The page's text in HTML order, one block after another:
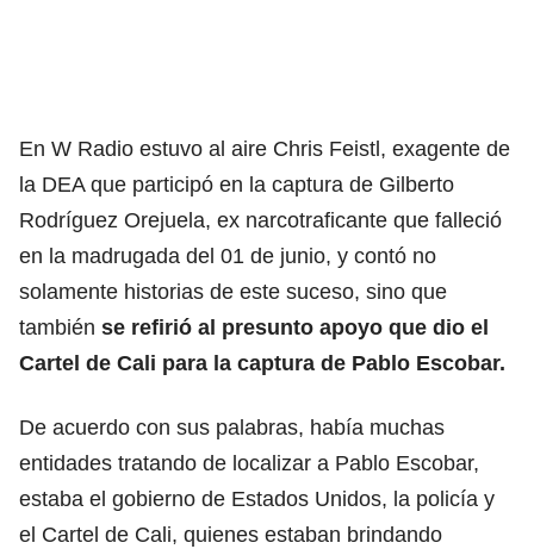
En W Radio estuvo al aire Chris Feistl, exagente de
la DEAque participó en la captura de Gilberto
Rodríguez Orejuela, ex narcotraficante que falleció
en la madrugada del 01 de junio, y contó no
solamente historias de este suceso, sino que
también se refirió al presunto apoyo que dio el
Cartel de Cali para la captura de Pablo Escobar.
De acuerdo con sus palabras, había muchas
entidades tratando de localizar a Pablo Escobar,
estaba el gobierno de Estados Unidos, la policía y
el Cartel de Cali, quienes estaban brindando